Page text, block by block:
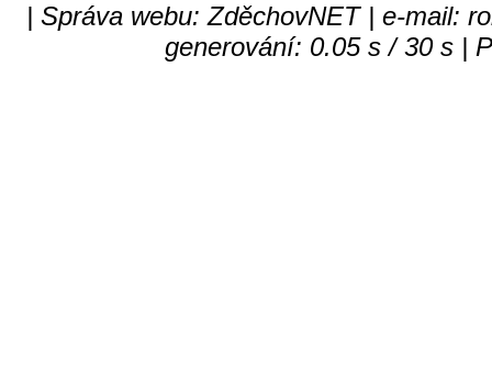
| Správa webu: ZděchovNET | e-mail:
generování: 0.05 s / 30 s |